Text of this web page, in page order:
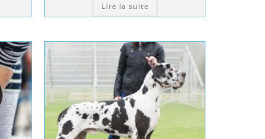
Lire la suite